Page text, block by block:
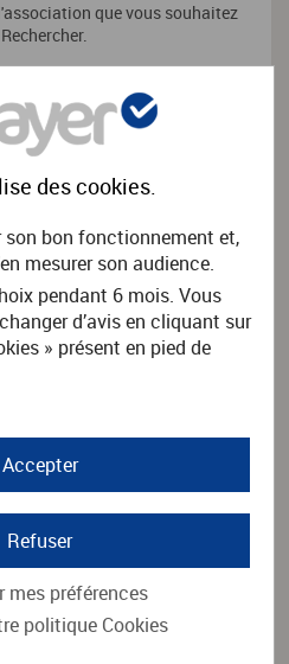
que vous souhaitez
émetteur de la facture
descookies.
son bon fonctionnement et,
mesurer son audience.
pendant 6 mois. Vous
d’avis en cliquant sur
» présent en pied de
Accepter
Refuser
mes préférences
politique Cookies